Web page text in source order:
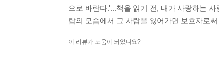
으로 바란다.'...책을 읽기 전, 내가 사랑하는
람의 모습에서 그 사람을 잃어가면 보호자로
이 리뷰가 도움이 되었나요?